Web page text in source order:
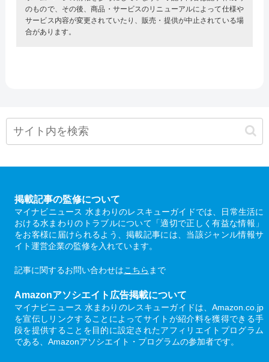
のもので、その後、商品・サービスのリニューアルによって仕様や
サービス内容が変更されていたり、販売・提供が中止されている場
合があります。
掲載記事の監修について
マイナビニュース 水まわりのレスキューガイドでは、日常生活に
おける水まわりのトラブルについて「適切で正しく有益な情報」
をお客様に届けられるよう、掲載記事には、当該ジャンル情報サ
イト運営企業の監修を入れています。
記事に関するお問い合わせはこちら まで
Amazonアソシエイト広告掲載について
マイナビニュース 水まわりのレスキューガイドは、Amazon.co.jp
を宣伝しリンクすることによってサイトが紹介料を獲得できる手
段を提供することを目的に設定されたアフィリエイトプログラム
である、Amazonアソシエイト・プログラムの参加者です。